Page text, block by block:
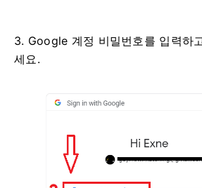
3. Google 계정 비밀번호를 입력하
세요.